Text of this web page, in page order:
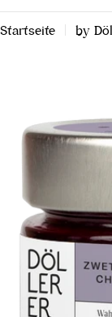
Startseite by